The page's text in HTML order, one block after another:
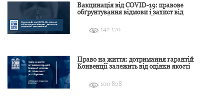
Вакцинація від COVID-19: правове
обґрунтування відмови і захист від
142 170
Право на життя: дотримання гарантій
Конвенції залежить від оцінки якості
100 828